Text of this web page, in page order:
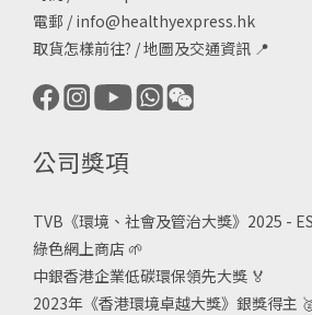
電郵 / info@healthyexpress.hk
取貨怎樣前往? /地圖及交通資訊 📍
公司獎項
TVB《環境、社會及管治大獎》2025 -
綠色網上商店 🌱
中銀香港企業低碳環保領先大獎 🏅
2023年《香港環境卓越大獎》銀獎得主